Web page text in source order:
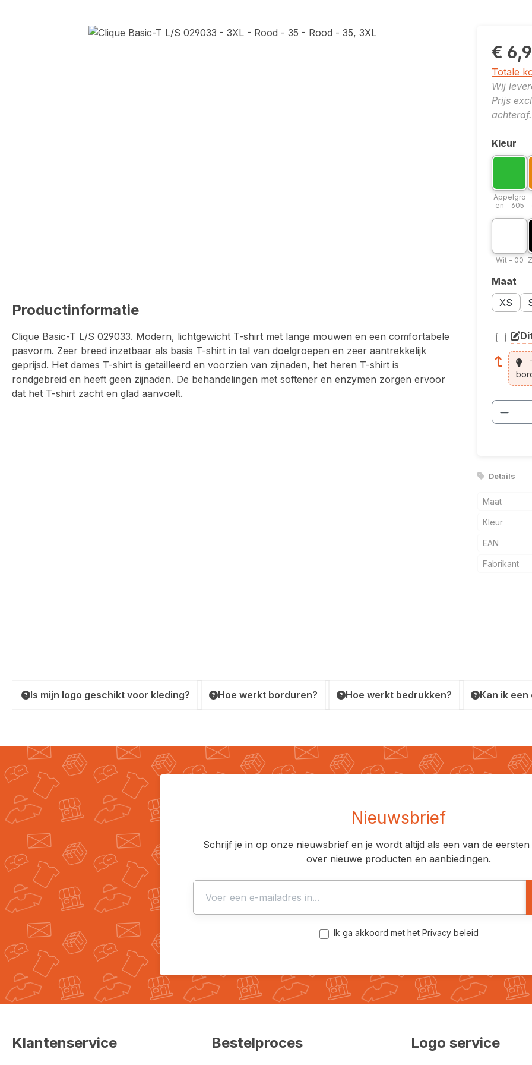
Afbeeldingengalerij overslaan
Productinformatie
Clique Basic-T L/S 029033. Modern, lichtgewicht T-shirt met lange mouwen en een comfortabele
pasvorm. Zeer breed inzetbaar als basis T-shirt in tal van doelgroepen en zeer aantrekkelijk
geprijsd. Het dames T-shirt is getailleerd en voorzien van zijnaden, het heren T-shirt is
rondgebreid en heeft geen zijnaden. De behandelingen met softener en enzymen zorgen ervoor
dat het T-shirt zacht en glad aanvoelt.
€
Totale
Wij
Prijs
achteraf.
Kleur
Appelgro
en - 605
Wit - 00
Maat
XS
Details
Maat
Kleur
EAN
Fabrikant
Is mijn logo geschikt voor kleding? Hoe werkt borduren? Hoe werkt bedrukken? Kan ik
Nieuwsbrief
Schrijf je in op onze nieuwsbrief en je wordt altijd als een van de
over nieuwe producten en aanbiedingen.
Ik ga akkoord met het Privacy beleid
Klantenservice Bestelproces Logo service